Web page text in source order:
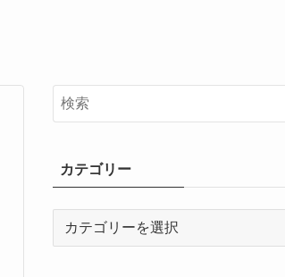
カテゴリー